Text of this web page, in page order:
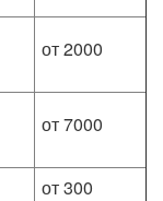
от 2000
от 7000
от 300